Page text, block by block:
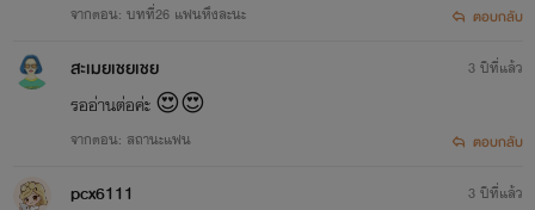
จากตอน: บทที่26 แฟนหึงละนะ ตอบกลับ
สะเมยเชยเชย
รออ่านต่อค่ะ 😍😍
จากตอน: สถานะแฟน
3 ปีที่แล้ว
ตอบกลับ
pcx6111 3 ปีที่แล้ว